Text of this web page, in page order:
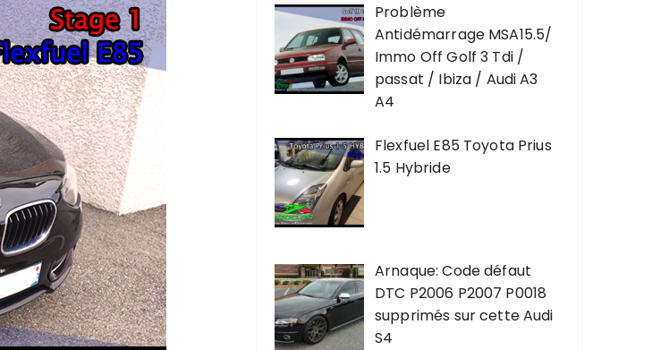
Problème
Antidémarrage MSA15.5/
Immo Off Golf 3 Tdi /
passat / Ibiza / Audi A3
A4
Flexfuel E85 Toyota Prius
1.5 Hybride
Arnaque: Code défaut
DTC P2006 P2007 P0018
supprimés sur cette Audi
S4